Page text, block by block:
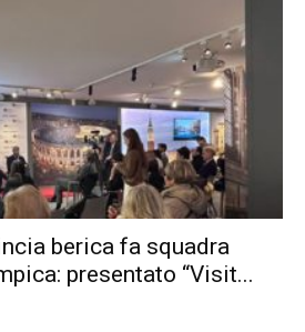
berica fa squadra
presentato “Visit...